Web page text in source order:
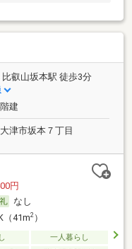
叡山坂本駅 徒歩3分
建
津市坂本７丁目
円
なし
（41m2）
一人暮らし